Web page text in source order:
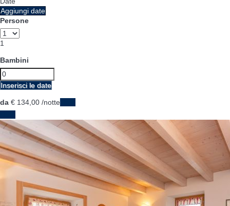
Aggiungi date
Persone
1
Bambini
Inserisci le date
da € 134, 00 /notte